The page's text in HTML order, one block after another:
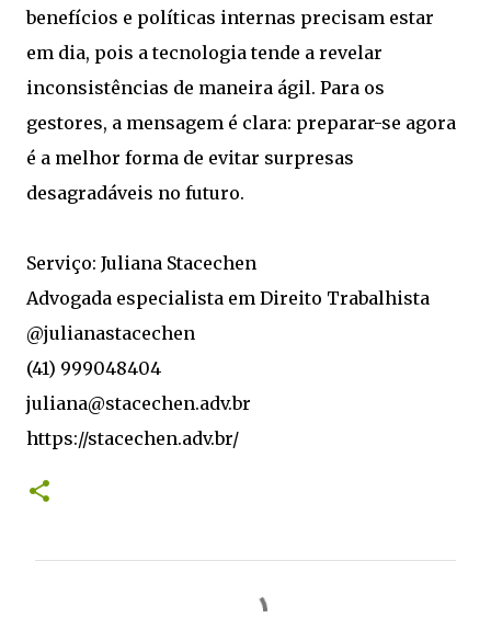
benefícios e políticas internas precisam estar
em dia, pois a tecnologia tende a revelar
inconsistências de maneira ágil. Para os
gestores, a mensagem é clara: preparar-se agora
é a melhor forma de evitar surpresas
desagradáveis no futuro.
Serviço: Juliana Stacechen
Advogada especialista em Direito Trabalhista
@julianastacechen
(41) 999048404
juliana@stacechen.adv.br
https://stacechen.adv.br/